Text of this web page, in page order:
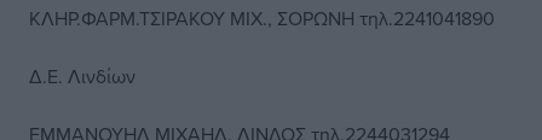
ΚΛΗΡ.ΦΑΡΜ.ΤΣΙΡΑΚΟΥ ΜΙΧ., ΣΟΡΩΝΗ τηλ.2241041890
Δ.Ε. Λινδίων
ΕΜΜΑΝΟΥΗΛ ΜΙΧΑΗΛ, ΛΙΝΔΟΣ τηλ.2244031294